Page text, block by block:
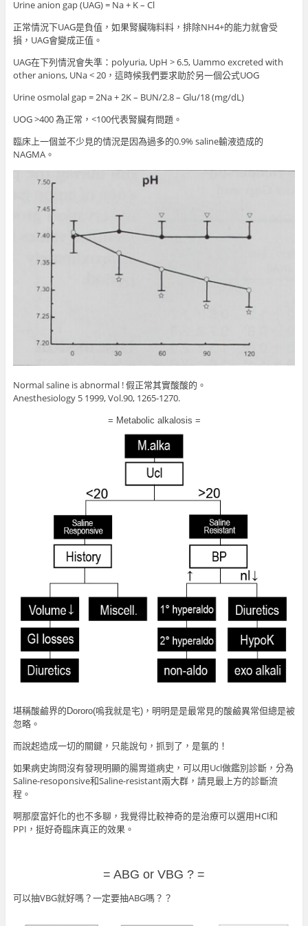
Urine anion gap (UAG) = Na + K – Cl
正常情況下UAG是負值，如果腎臟嗨料料，排除NH4+的能力就會受
損，UAG會變成正值。
UAG在下列情況會失準：polyuria, UpH > 6.5, Uammo excreted with
other anions, UNa < 20，這時候我們要求助於另一個公式UOG
Urine osmolal gap = 2Na + 2K – BUN/2.8 – Glu/18 (mg/dL)
UOG >400 為正常，<100代表腎臟有問題。
臨床上一個並不少見的情況是因為過多的0.9% saline輸液造成的
NAGMA。
Normal saline is abnormal ! 假正常其實酸酸的。
Anesthesiology5 1999, Vol.90, 1265-1270.
= Metabolic alkalosis =
堪稱酸鹼界的Dororo(嗚我就是宅)，明明是是最常見的酸鹼異常但總是被
忽略。
而說起造成一切的關鍵，只能說句，抓到了，是氯的！
如果病史詢問沒有發現明顯的腸胃道病史，可以用Ucl做鑑別診斷，分為
Saline-resoponsive和Saline-resistant兩大群，請見最上方的診斷流
程。
啊那麼富奸化的也不多聊，我覺得比較神奇的是治療可以選用HCl和
PPI，挺好奇臨床真正的效果。
= ABG or VBG ? =
可以抽VBG就好嗎？一定要抽ABG嗎？？